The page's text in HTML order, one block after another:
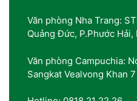
Văn phòng Nha Trang:
Quảng Đức, P.Phước Hải,
Văn phòng Campuchia:
Sangkat Vealvong Khan